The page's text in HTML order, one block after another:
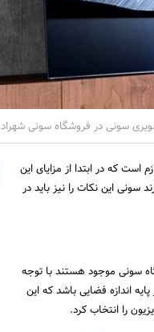
سونی در فروشگاه سونی شهراد
است که در ابتدا از مزایای این
سونی این نکات را نیز باید در
سونی موجود هستند با توجه
اندازه فضایی باشد که این
را انتخاب کرد.